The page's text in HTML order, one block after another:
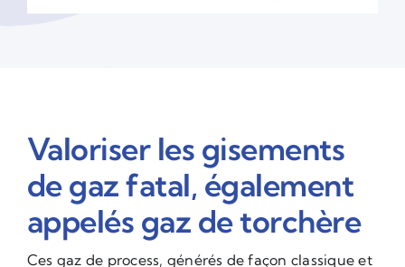
Valoriser les gisements
de gaz fatal, également
appelés gaz de torchère
Ces gaz de process, générés de façon classique et